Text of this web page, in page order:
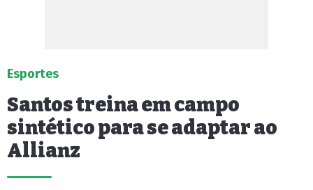
Esportes
Santos treina em campo
sintético para se adaptar ao
Allianz